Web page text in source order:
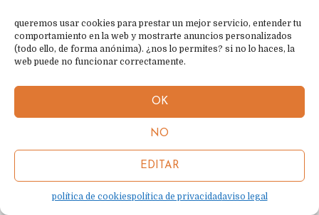
queremos usar cookies para prestar un mejor servicio, entender tu
comportamiento en la web y mostrarte anuncios personalizados
(todo ello, de forma anónima). ¿nos lo permites? si no lo haces, la
web puede no funcionar correctamente.
OK
NO
EDITAR
política de cookiespolítica de privacidadaviso legal
política de cookies
política de privacidad
aviso legal